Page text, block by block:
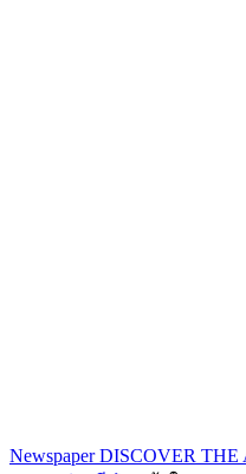
Newspaper DISCOVER THE